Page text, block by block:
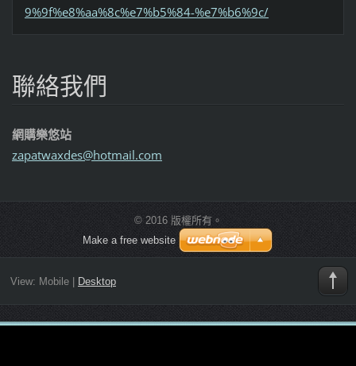
9%9f%e8%aa%8c%e7%b5%84-%e7%b6%9c/
聯絡我們
網購樂悠站
zapatwaxdes@hotmail.com
© 2016 版權所有。
Make a free website
View: Mobile| Desktop